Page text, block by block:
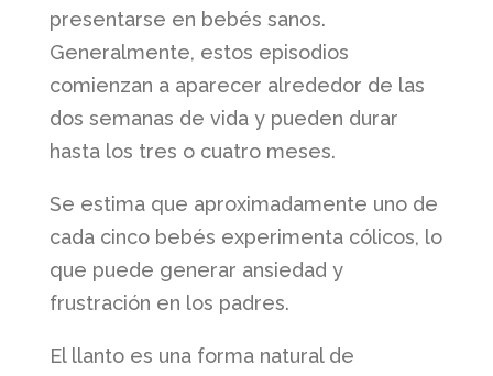
presentarse en bebés sanos.
Generalmente, estos episodios
comienzan a aparecer alrededor de las
dos semanas de vida y pueden durar
hasta los tres o cuatro meses.
Se estima que aproximadamente uno de
cada cinco bebés experimenta cólicos, lo
que puede generar ansiedad y
frustración en los padres.
El llanto es una forma natural de